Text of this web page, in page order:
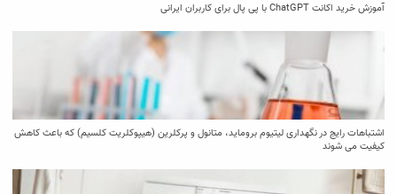
آموزش خرید اکانت ChatGPT با پی پال برای کاربران ایرانی
اشتباهات رایج در نگهداری لیتیوم بروماید، متانول و پرکلرین (هیپوکلریت کلسیم) که باعث کاهش
کیفیت می‌ شوند